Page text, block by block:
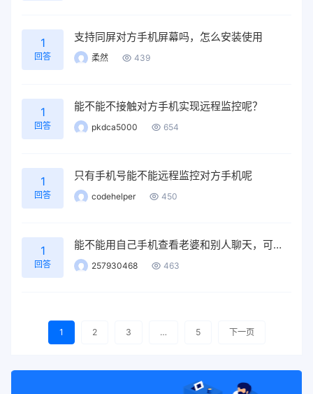
1
回答
支持同屏对方手机屏幕吗，怎么安装使用
柔然 439
1
回答
能不能不接触对方手机实现远程监控呢？
pkdca5000 654
1
回答
只有手机号能不能远程监控对方手机呢
codehelper 450
1
回答
能不能用自己手机查看老婆和别人聊天，可以知道老婆和别人的聊天记录
257930468 463
1 2 3 … 5 下一页